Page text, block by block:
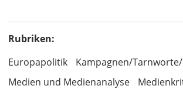
Rubriken:
Europapolitik
Kampagnen/
Medien und Medienanalyse